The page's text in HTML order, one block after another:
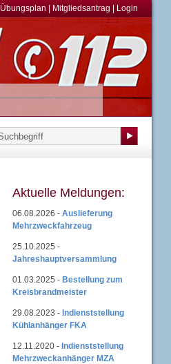
Übungsplan Mitgliedsantrag Login
Aktuelle Meldungen:
06.08.2026 - Auslieferung
Mehrzweckfahrzeug
25.10.2025 -
Jahreshauptversammlung
01.03.2025 - Bestellung zum
Kreisbrandmeister
29.08.2023 - Indienststellung
Kühlanhänger FKA
12.11.2020 - Indienststellung
Mehrzweckanhänger MZA